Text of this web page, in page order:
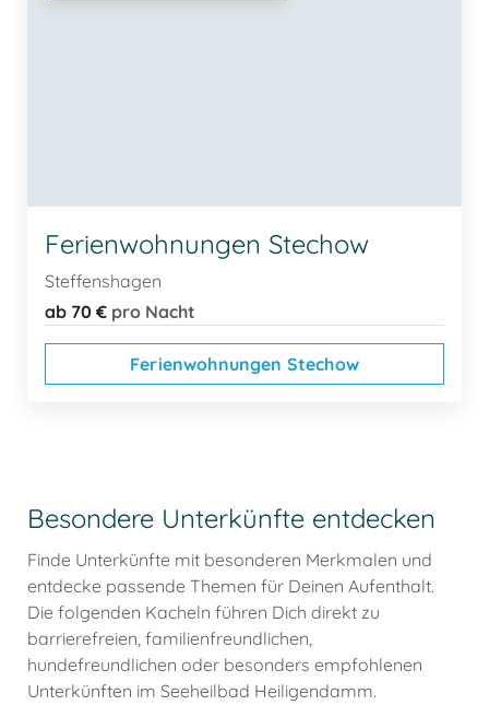
Ferienwohnungen Stechow
Steffenshagen
ab 70 € pro Nacht
Ferienwohnungen Stechow
Besondere Unterkünfte entdecken
Finde Unterkünfte mit besonderen Merkmalen und
entdecke passende Themen für Deinen Aufenthalt.
Die folgenden Kacheln führen Dich direkt zu
barrierefreien, familienfreundlichen,
hundefreundlichen oder besonders empfohlenen
Unterkünften im Seeheilbad Heiligendamm.